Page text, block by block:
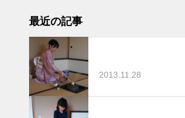
最近の記事
2013.11.28